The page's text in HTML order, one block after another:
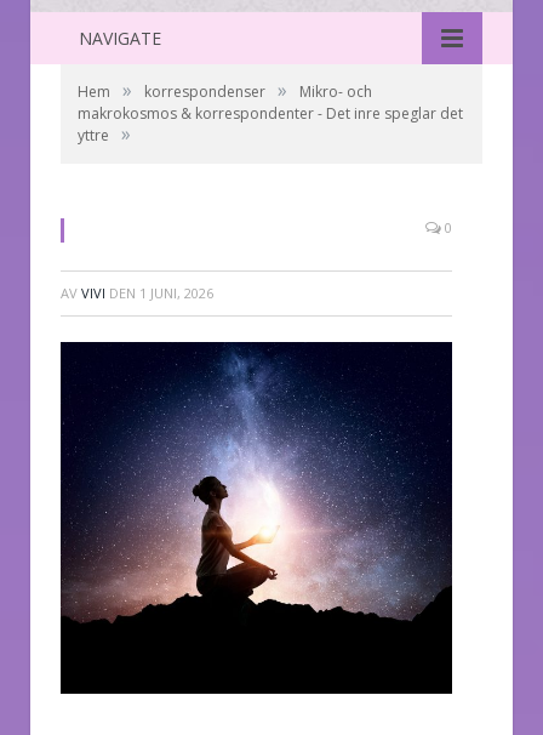
NAVIGATE
Hem » korrespondenser »
Mikro- och
makrokosmos & korrespondenter - Det inre speglar det
yttre
»
0
AV VIVI DEN 1 JUNI, 2026